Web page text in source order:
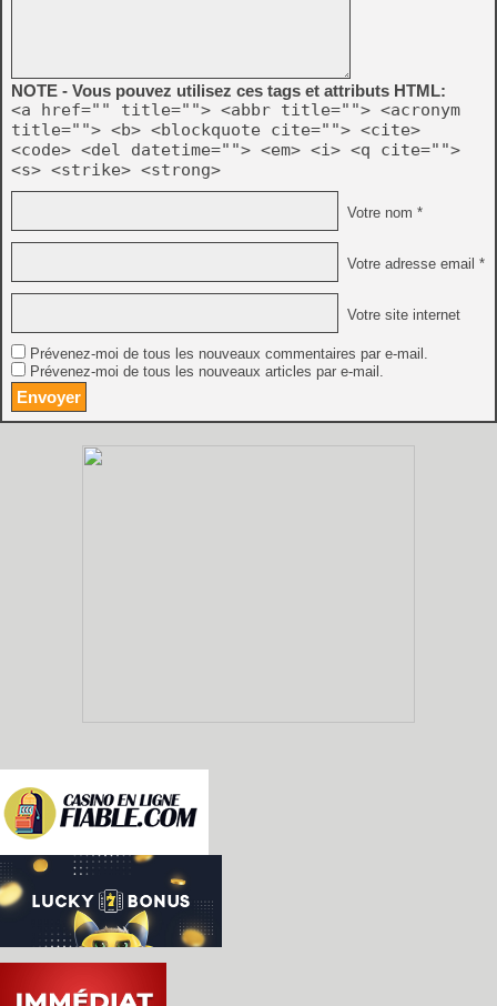
NOTE - Vous pouvez utilisez ces tags et attributs HTML:
<a href="" title=""> <abbr title=""> <acronym
title=""> <b> <blockquote cite=""> <cite>
<code> <del datetime=""> <em> <i> <q cite="">
<s> <strike> <strong>
Votre nom *
Votre adresse email *
Votre site internet
Prévenez-moi de tous les nouveaux commentaires par e-mail.
Prévenez-moi de tous les nouveaux articles par e-mail.